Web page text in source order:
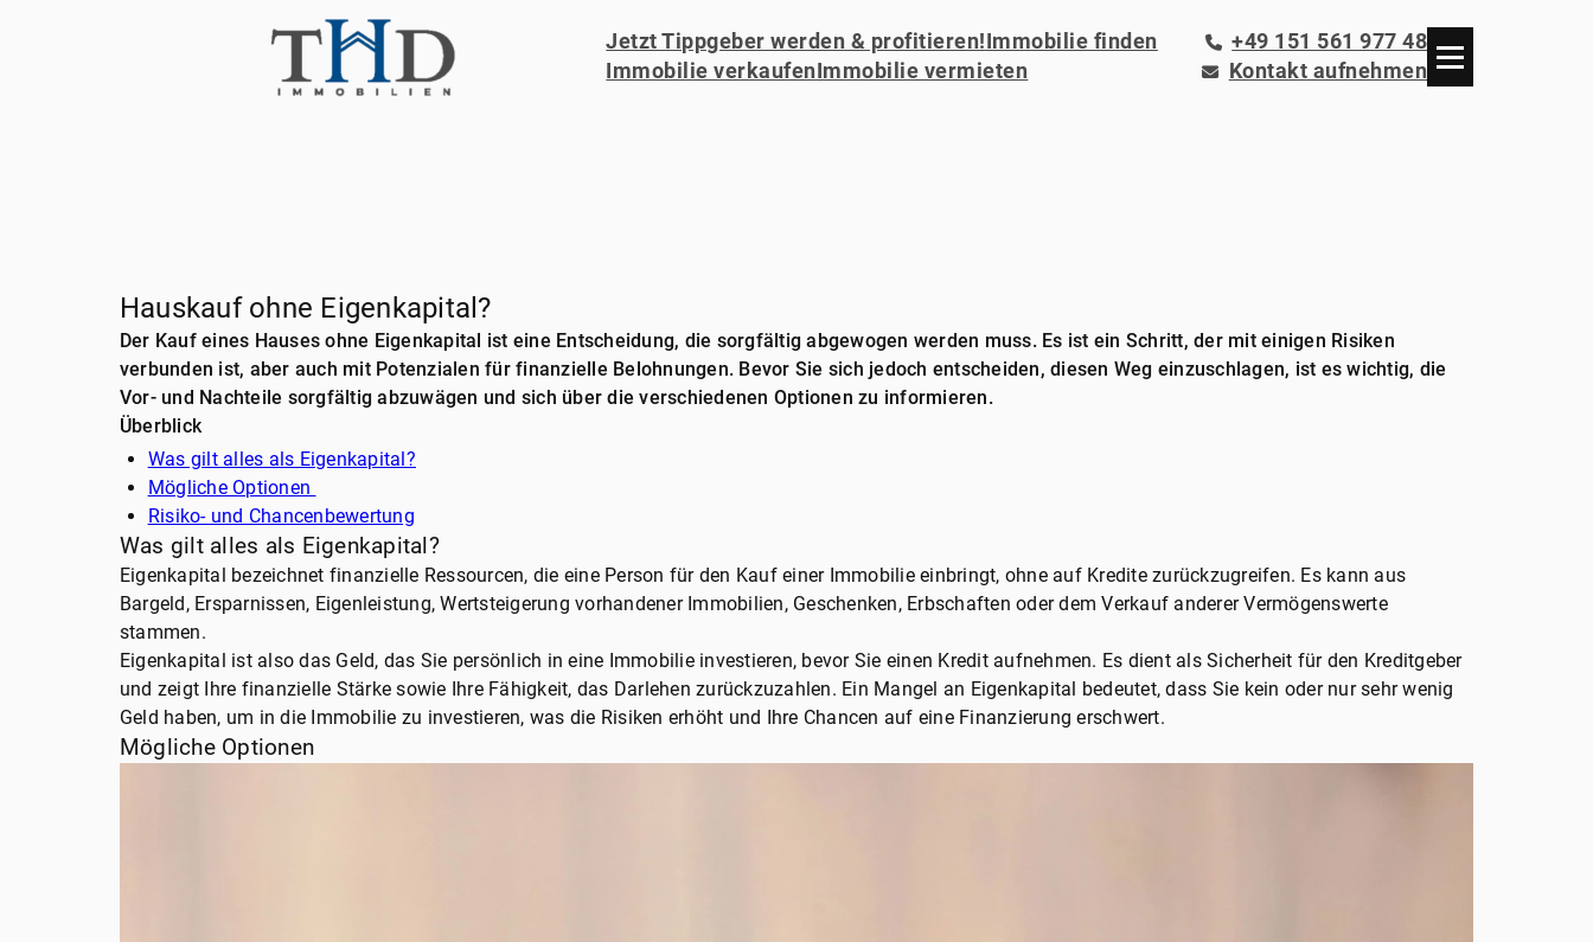
Jetzt Tippgeber werden & profitieren! Immobilie finden
Immobilie verkaufen Immobilie vermieten
+49 151 561 977 48
Kontakt aufnehmen
Hauskauf ohne Eigenkapital?
Der Kauf eines Hauses ohne Eigenkapital ist eine Entscheidung, die sorgfältig abgewogen werden muss. Es ist ein Schritt, der mit einigen Risiken
verbunden ist, aber auch mit Potenzialen für finanzielle Belohnungen. Bevor Sie sich jedoch entscheiden, diesen Weg einzuschlagen, ist es wichtig, die
Vor- und Nachteile sorgfältig abzuwägen und sich über die verschiedenen Optionen zu informieren.
Überblick
Was gilt alles als Eigenkapital?
Mögliche Optionen
Risiko- und Chancenbewertung
Was gilt alles als Eigenkapital?
Eigenkapital bezeichnet finanzielle Ressourcen, die eine Person für den Kauf einer Immobilie einbringt, ohne auf Kredite zurückzugreifen. Es kann aus
Bargeld, Ersparnissen, Eigenleistung, Wertsteigerung vorhandener Immobilien, Geschenken, Erbschaften oder dem Verkauf anderer Vermögenswerte
stammen.
Eigenkapital ist also das Geld, das Sie persönlich in eine Immobilie investieren, bevor Sie einen Kredit aufnehmen. Es dient als Sicherheit für den Kreditgeber
und zeigt Ihre finanzielle Stärke sowie Ihre Fähigkeit, das Darlehen zurückzuzahlen. Ein Mangel an Eigenkapital bedeutet, dass Sie kein oder nur sehr wenig
Geld haben, um in die Immobilie zu investieren, was die Risiken erhöht und Ihre Chancen auf eine Finanzierung erschwert.
Mögliche Optionen